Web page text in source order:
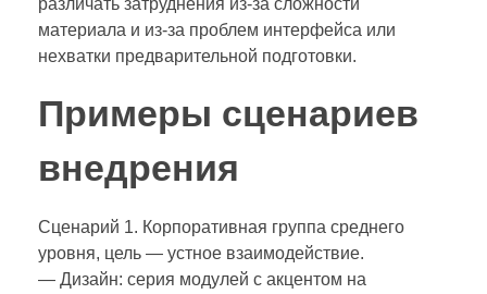
различать затруднения из‑за сложности
материала и из‑за проблем интерфейса или
нехватки предварительной подготовки.
Примеры сценариев
внедрения
Сценарий 1. Корпоративная группа среднего
уровня, цель — устное взаимодействие.
— Дизайн: серия модулей с акцентом на